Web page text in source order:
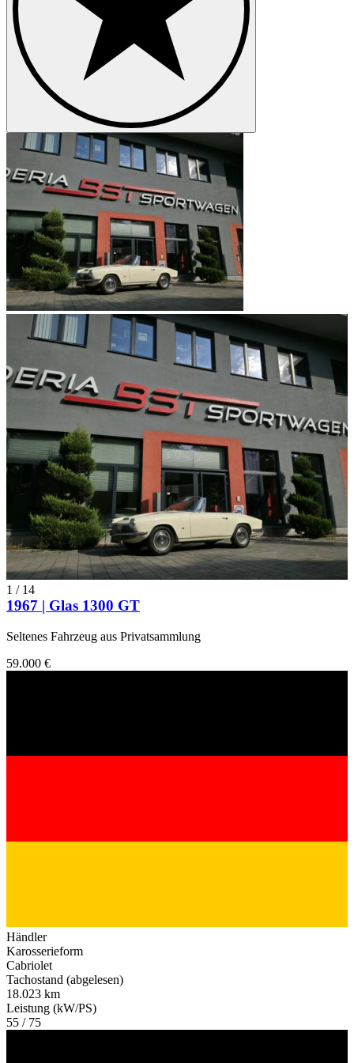
1 / 14
1967 | Glas 1300 GT
Seltenes Fahrzeug aus Privatsammlung
59.000 €
Händler
Karosserieform
Cabriolet
Tachostand (abgelesen)
18.023 km
Leistung (kW/PS)
55 / 75